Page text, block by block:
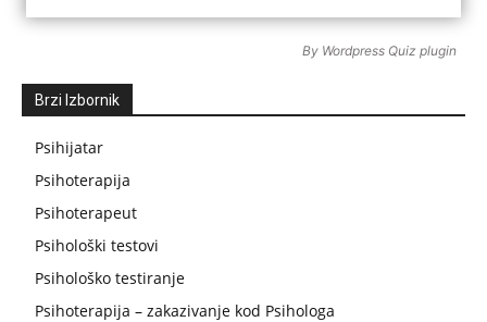
By Wordpress Quiz plugin
Brzi Izbornik
Psihijatar
Psihoterapija
Psihoterapeut
Psihološki testovi
Psihološko testiranje
Psihoterapija – zakazivanje kod Psihologa